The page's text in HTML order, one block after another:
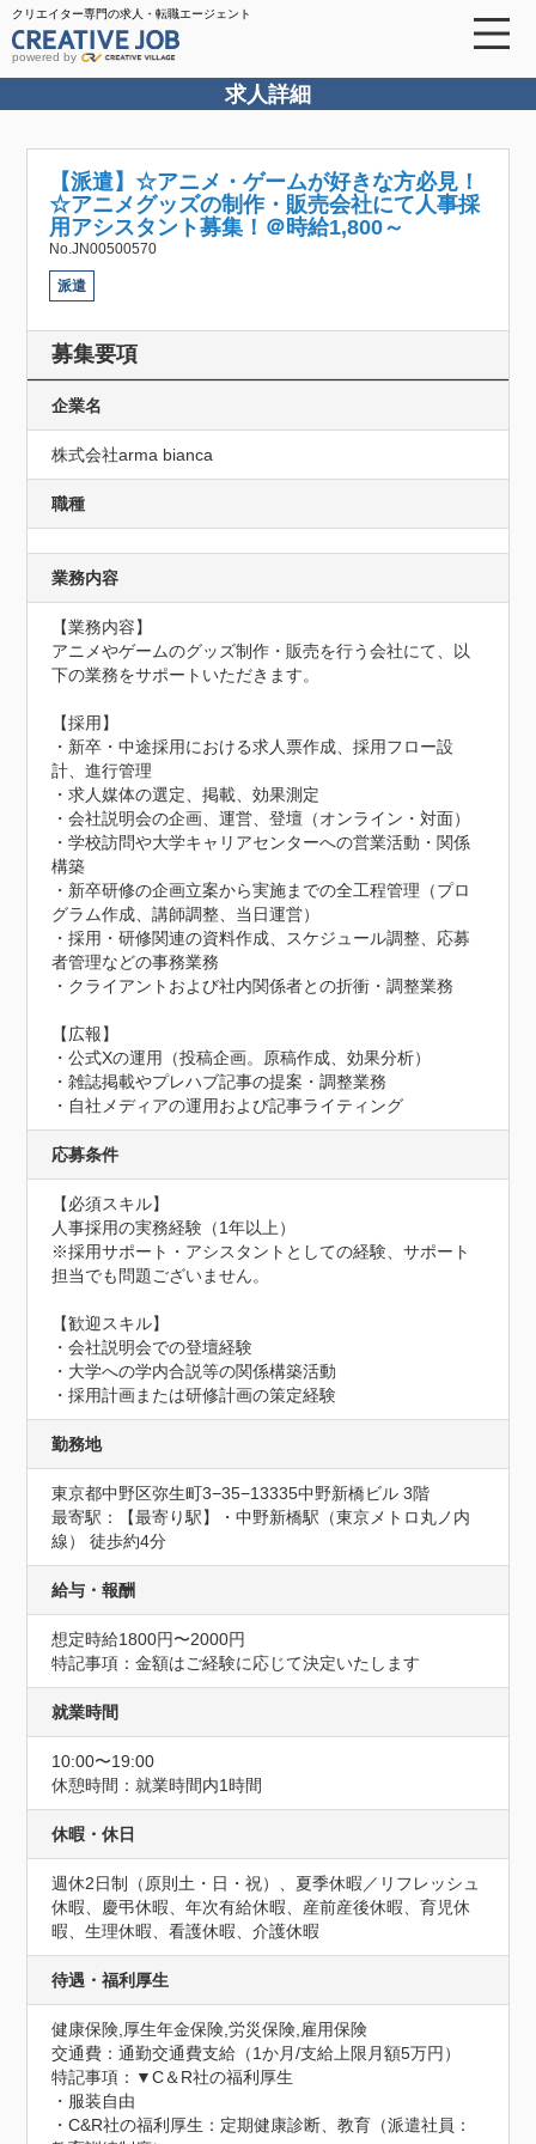
クリエイター専門の求人・転職エージェント
powered by
求人詳細
【派遣】☆アニメ・ゲームが好きな方必見！
☆アニメグッズの制作・販売会社にて人事採
用アシスタント募集！＠時給1,800～
No.JN00500570
派遣
募集要項
企業名
株式会社arma bianca
職種
業務内容
【業務内容】
アニメやゲームのグッズ制作・販売を行う会社にて、以
下の業務をサポートいただきます。
【採用】
・新卒・中途採用における求人票作成、採用フロー設
計、進行管理
・求人媒体の選定、掲載、効果測定
・会社説明会の企画、運営、登壇（オンライン・対面）
・学校訪問や大学キャリアセンターへの営業活動・関係
構築
・新卒研修の企画立案から実施までの全工程管理（プロ
グラム作成、講師調整、当日運営）
・採用・研修関連の資料作成、スケジュール調整、応募
者管理などの事務業務
・クライアントおよび社内関係者との折衝・調整業務
【広報】
・公式Xの運用（投稿企画。原稿作成、効果分析）
・雑誌掲載やプレハブ記事の提案・調整業務
・自社メディアの運用および記事ライティング
応募条件
【必須スキル】
人事採用の実務経験（1年以上）
※採用サポート・アシスタントとしての経験、サポート
担当でも問題ございません。
【歓迎スキル】
・会社説明会での登壇経験
・大学への学内合説等の関係構築活動
・採用計画または研修計画の策定経験
勤務地
東京都中野区弥生町3−35−13335中野新橋ビル 3階
最寄駅：【最寄り駅】・中野新橋駅（東京メトロ丸ノ内
線） 徒歩約4分
給与・報酬
想定時給1800円〜2000円
特記事項：金額はご経験に応じて決定いたします
就業時間
10:00〜19:00
休憩時間：就業時間内1時間
休暇・休日
週休2日制（原則土・日・祝）、夏季休暇／リフレッシュ
休暇、慶弔休暇、年次有給休暇、産前産後休暇、育児休
暇、生理休暇、看護休暇、介護休暇
待遇・福利厚生
健康保険,厚生年金保険,労災保険,雇用保険
交通費：通勤交通費支給（1か月/支給上限月額5万円）
特記事項：▼C＆R社の福利厚生
・服装自由
・C&R社の福利厚生：定期健康診断、教育（派遣社員：